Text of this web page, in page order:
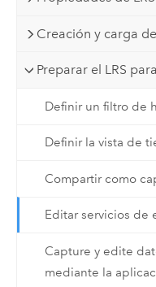
Creación y carga de
Preparar el LRS
Definir un filtro de
Definir la vista de
Compartir como
Editar servicios de
Capture y edite
mediante la